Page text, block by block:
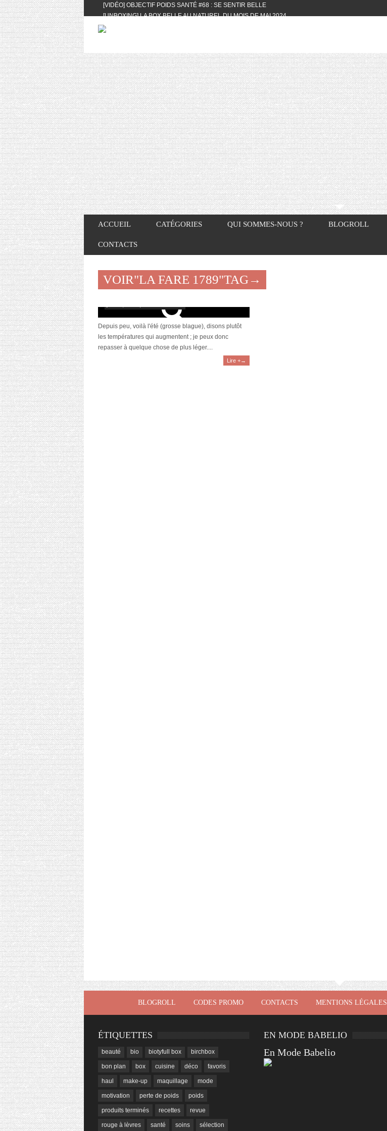
[VIDÉO] OBJECTIF POIDS SANTÉ #68 : SE SENTIR BELLE
[UNBOXING] LA BOX BELLE AU NATUREL DU MOIS DE MAI 2024
[VIDÉO] UNBOXING : LES MY LITTLE & BIOTYFULL BOX DU MOIS DE MAI 2024
[VIDÉO] QUITOQUE #10 : MEAL PREP & CONVIVIALITÉ
[VIDÉO] UNBOXING : LES MY LITTLE & BIOTYFULL BOX DU MOIS D’AVRIL
2024 FEAT. AKILA
[VIDÉO] OBJECTIF POIDS SANTÉ #67 : L’AVIS DES AUTRES, CE N’EST QUE LA
VIE DES AUTRES
[VIDÉO] UNBOXING : LES MY LITTLE & BIOTYFULL BOX DES MOIS DE
FÉVRIER ET MARS 2024 FEAT. AKILA
[VIDÉO] LA SÉLECTION DU MOIS #JANVIER2024
[VIDÉO] HELLOFRESH #34 : IDÉES RECETTES RISOTTO
ACCUEIL CATÉGORIES QUI SOMMES-NOUS ? BLOGROLL
CONTACTS
VOIR"LA FARE 1789"TAG→
Depuis peu, voilà l'été (grosse blague), disons plutôt
les températures qui augmentent ; je peux donc
repasser à quelque chose de plus léger....
Lire +→
BLOGROLL CODES PROMO CONTACTS MENTIONS LÉGALES
ÉTIQUETTES
beauté bio biotyfull box birchbox
bon plan box cuisine déco favoris
haul make-up maquillage mode
motivation perte de poids poids
produits terminés recettes revue
rouge à lèvres santé soins sélection
EN MODE BABELIO
En Mode Babelio